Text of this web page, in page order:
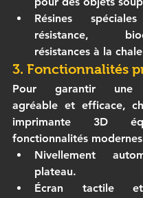
Résines
résistance,
résistances à la
3. Fonctionnalités
Pour garantir une
imprimante 3D
fonctionnalités
Nivellement
plateau.
Écran tactile et